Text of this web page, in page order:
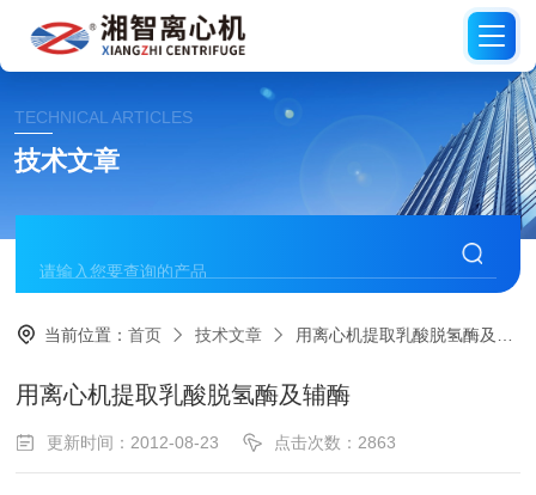
TECHNICAL ARTICLES
技术文章
当前位置：首页 技术文章 用离心机提取乳酸脱氢酶及辅酶
用离心机提取乳酸脱氢酶及辅酶
更新时间：2012-08-23 点击次数：2863